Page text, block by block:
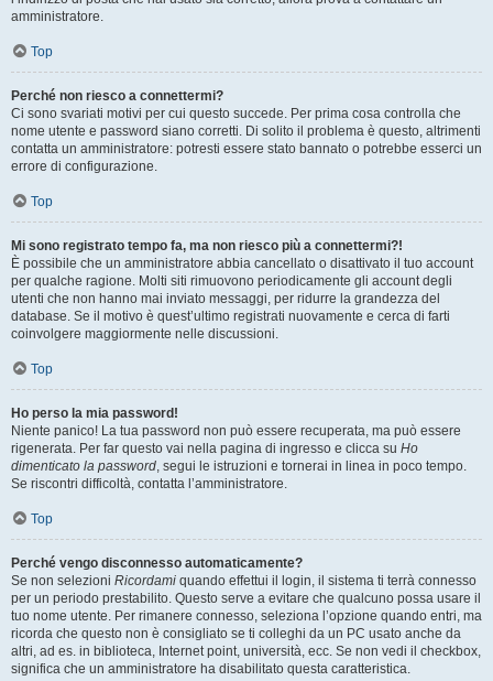
amministratore.
Top
Perché non riesco a connettermi?
Ci sono svariati motivi per cui questo succede. Per prima cosa controlla che
nome utente e password siano corretti. Di solito il problema è questo, altrimenti
contatta un amministratore: potresti essere stato bannato o potrebbe esserci un
errore di configurazione.
Top
Mi sono registrato tempo fa, ma non riesco più a connettermi?!
È possibile che un amministratore abbia cancellato o disattivato il tuo account
per qualche ragione. Molti siti rimuovono periodicamente gli account degli
utenti che non hanno mai inviato messaggi, per ridurre la grandezza del
database. Se il motivo è quest’ultimo registrati nuovamente e cerca di farti
coinvolgere maggiormente nelle discussioni.
Top
Ho perso la mia password!
Niente panico! La tua password non può essere recuperata, ma può essere
rigenerata. Per far questo vai nella pagina di ingresso e clicca su Ho
dimenticato la password, segui le istruzioni e tornerai in linea in poco tempo.
Se riscontri difficoltà, contatta l’amministratore.
Top
Perché vengo disconnesso automaticamente?
Se non selezioni Ricordami quando effettui il login, il sistema ti terrà connesso
per un periodo prestabilito. Questo serve a evitare che qualcuno possa usare il
tuo nome utente. Per rimanere connesso, seleziona l’opzione quando entri, ma
ricorda che questo non è consigliato se ti colleghi da un PC usato anche da
altri, ad es. in biblioteca, Internet point, università, ecc. Se non vedi il checkbox,
significa che un amministratore ha disabilitato questa caratteristica.